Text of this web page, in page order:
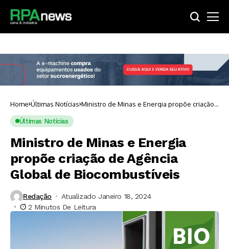
Home Últimas Notícias Ministro de Minas e Energia propõe criação
de Agência Global de Biocombustíveis
Últimas Notícias
Ministro de Minas e Energia
propõe criação de Agência
Global de Biocombustíveis
Redação
Atualizado Janeiro 18, 2024
2 Minutos De Leitura